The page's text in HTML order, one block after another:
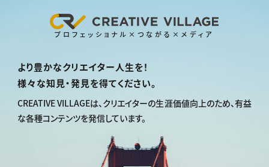
プロフェッショナル×つながる×メディア
より豊かなクリエイター人生を！
様々な知見・発見を得てください。
CREATIVE VILLAGEは、 クリエイターの生涯価値向上のため、有益
な各種コンテンツを発信しています。